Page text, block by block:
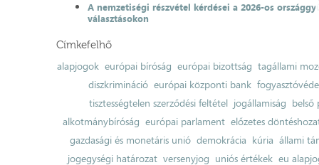
A nemzetiségi részvétel kérdései a 2026-os
választásokon
Címkefelhő
alapjogok európai bíróság európai bizottság tagállami
diszkrimináció európai központi bank
tisztességtelen szerződési feltétel jogállamiság belső
alkotmánybíróság európai parlament előzetes
gazdasági és monetáris unió demokrácia kúria állami
jogegységi határozat versenyjog uniós értékek eu